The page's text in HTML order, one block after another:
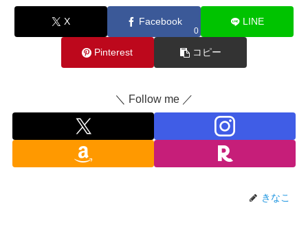
X Facebook
0
LINE
Pinterest コピー
＼ Follow me ／
きなこ